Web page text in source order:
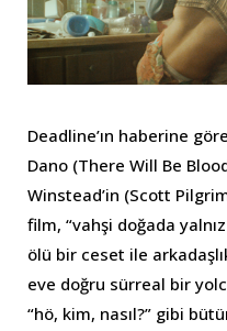
Deadline’ın haberine
Dano (There Will Be
Winstead’in (Scott
film, “vahşi doğada
ölü bir ceset ile
eve doğru sürreal bir
“hö, kim, nasıl?” gibi